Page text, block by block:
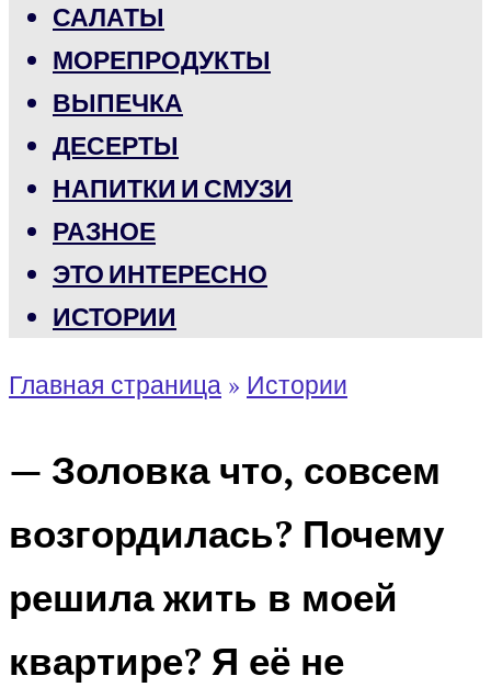
САЛАТЫ
МОРЕПРОДУКТЫ
ВЫПЕЧКА
ДЕСЕРТЫ
НАПИТКИ И СМУЗИ
РАЗНОЕ
ЭТО ИНТЕРЕСНО
ИСТОРИИ
Главная страница » Истории
— Золовка что, совсем
возгордилась? Почему
решила жить в моей
квартире? Я её не